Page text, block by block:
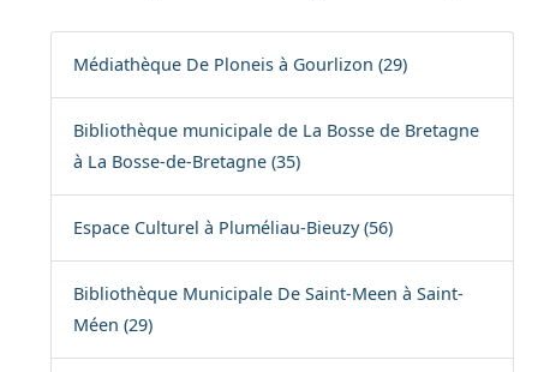
Médiathèque De Ploneis à Gourlizon (29)
Bibliothèque municipale de La Bosse de Bretagne
à La Bosse-de-Bretagne (35)
Espace Culturel à Pluméliau-Bieuzy (56)
Bibliothèque Municipale De Saint-Meen à Saint-
Méen (29)